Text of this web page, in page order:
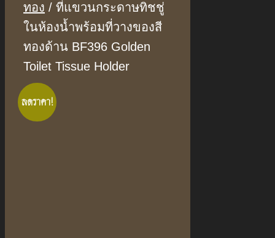
ทอง / ที่แขวนกระดาษทิชชู่
ในห้องน้ำพร้อมที่วางของสี
ทองด้าน BF396 Golden
Toilet Tissue Holder
ลดราคา!